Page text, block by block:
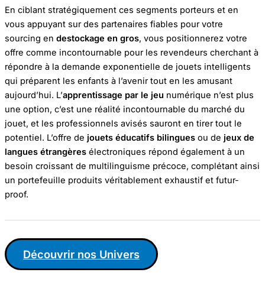
En ciblant stratégiquement ces segments porteurs et en
vous appuyant sur des partenaires fiables pour votre
sourcing en destockage en gros, vous positionnerez votre
offre comme incontournable pour les revendeurs cherchant à
répondre à la demande exponentielle de jouets intelligents
qui préparent les enfants à l’avenir tout en les amusant
aujourd’hui. L’apprentissage par le jeu numérique n’est plus
une option, c’est une réalité incontournable du marché du
jouet, et les professionnels avisés sauront en tirer tout le
potentiel. L’offre de jouets éducatifs bilingues ou de jeux de
langues étrangères électroniques répond également à un
besoin croissant de multilinguisme précoce, complétant ainsi
un portefeuille produits véritablement exhaustif et futur-
proof.
Découvrir nos Univers